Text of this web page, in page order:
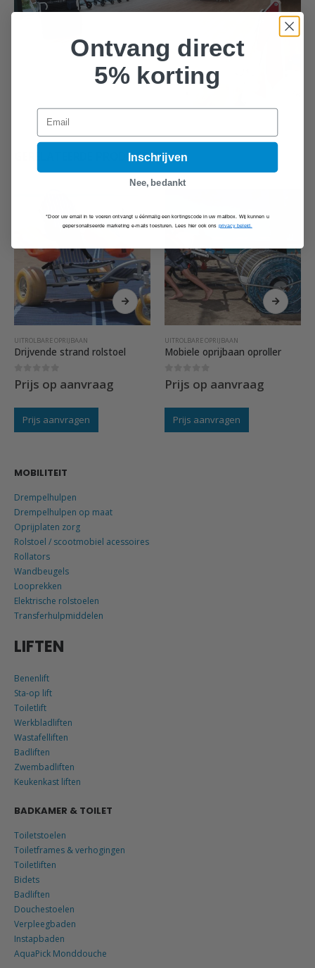
GERELATEERDE PRODUCTEN
UITROLBARE OPRIJBAAN
Drijvende strand rolstoel
0out of 5
Prijs op aanvraag
Prijs aanvragen
UITROLBARE OPRIJBAAN
Mobiele oprijbaan oproller
0out of 5
Prijs op aanvraag
Prijs aanvragen
MOBILITEIT
Drempelhulpen
Drempelhulpen op maat
Oprijplaten zorg
Rolstoel / scootmobiel acessoires
Rollators
Wandbeugels
Looprekken
Elektrische rolstoelen
Transferhulpmiddelen
LIFTEN
Benenlift
Sta-op lift
Toiletlift
Werkbladliften
Wastafelliften
Badliften
Zwembadliften
Keukenkast liften
BADKAMER & TOILET
Toiletstoelen
Toiletframes & verhogingen
Toiletliften
Bidets
Badliften
Douchestoelen
Verpleegbaden
Instapbaden
AquaPick Monddouche
Ontvang direct
5% korting
Email
Inschrijven
Nee, bedankt
*Door uw email in te voeren ontvangt u éénmalig een kortingscode in uw mailbox. Wij kunnen u
gepersonaliseerde marketing e-mails toesturen. Lees hier ook ons privacy beleid.